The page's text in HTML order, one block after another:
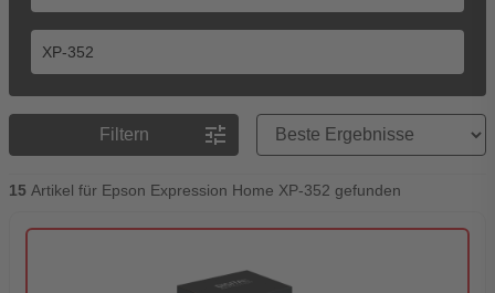
Filtern tune
Preisreihenfolge
15 Artikel für Epson Expression Home XP-352 gefunden